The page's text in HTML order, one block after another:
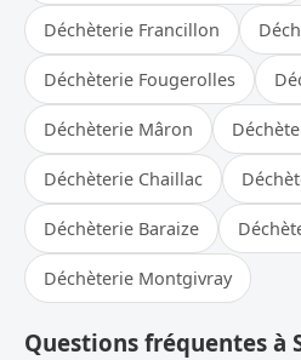
Déchèterie Francillon
Déchèterie Fougerolles
Déchèterie Mâron
Déchèterie Chaillac
Déchèterie Baraize
Déchèterie Montgivray
Questions fréquentes à